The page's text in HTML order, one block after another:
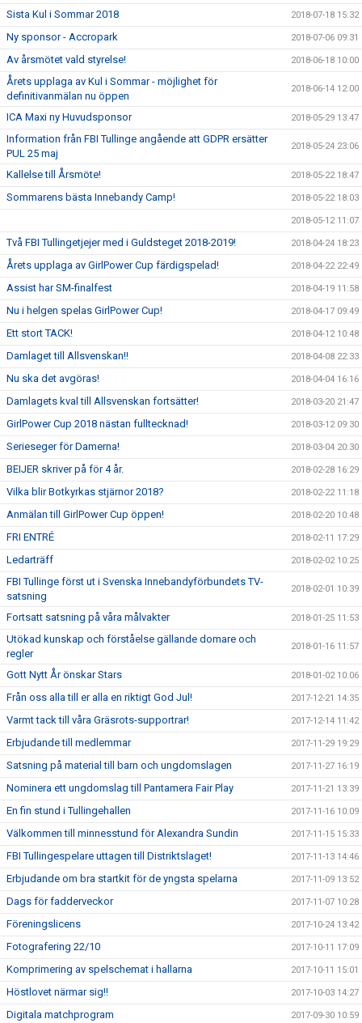
Sista Kul i Sommar 2018 2018-07-18 15:32
Ny sponsor - Accropark 2018-07-06 09:31
Av årsmötet vald styrelse! 2018-06-18 10:00
Årets upplaga av Kul i Sommar - möjlighet för
definitivanmälan nu öppen
2018-06-14 12:00
ICA Maxi ny Huvudsponsor 2018-05-29 13:47
Information från FBI Tullinge angående att GDPR ersätter
PUL 25 maj
2018-05-24 23:06
Kallelse till Årsmöte! 2018-05-22 18:47
Sommarens bästa Innebandy Camp! 2018-05-22 18:03
2018-05-12 11:07
Två FBI Tullingetjejer med i Guldsteget 2018-2019! 2018-04-24 18:23
Årets upplaga av GirlPower Cup färdigspelad! 2018-04-22 22:49
Assist har SM-finalfest 2018-04-19 11:58
Nu i helgen spelas GirlPower Cup! 2018-04-17 09:49
Ett stort TACK! 2018-04-12 10:48
Damlaget till Allsvenskan!! 2018-04-08 22:33
Nu ska det avgöras! 2018-04-04 16:16
Damlagets kval till Allsvenskan fortsätter! 2018-03-20 21:47
GirlPower Cup 2018 nästan fulltecknad! 2018-03-12 09:30
Serieseger för Damerna! 2018-03-04 20:30
BEIJER skriver på för 4 år. 2018-02-28 16:29
Vilka blir Botkyrkas stjärnor 2018? 2018-02-22 11:18
Anmälan till GirlPower Cup öppen! 2018-02-20 10:48
FRI ENTRÉ 2018-02-11 17:29
Ledarträff 2018-02-02 10:25
FBI Tullinge först ut i Svenska Innebandyförbundets TV-
satsning
2018-02-01 10:39
Fortsatt satsning på våra målvakter 2018-01-25 11:53
Utökad kunskap och förståelse gällande domare och
regler
2018-01-16 11:57
Gott Nytt År önskar Stars 2018-01-02 10:06
Från oss alla till er alla en riktigt God Jul! 2017-12-21 14:35
Varmt tack till våra Gräsrots-supportrar! 2017-12-14 11:42
Erbjudande till medlemmar 2017-11-29 19:29
Satsning på material till barn och ungdomslagen 2017-11-27 16:19
Nominera ett ungdomslag till Pantamera Fair Play 2017-11-21 13:39
En fin stund i Tullingehallen 2017-11-16 10:09
Välkommen till minnesstund för Alexandra Sundin 2017-11-15 15:33
FBI Tullingespelare uttagen till Distriktslaget! 2017-11-13 14:46
Erbjudande om bra startkit för de yngsta spelarna 2017-11-09 13:52
Dags för fadderveckor 2017-11-07 10:28
Föreningslicens 2017-10-24 13:42
Fotografering 22/10 2017-10-11 17:09
Komprimering av spelschemat i hallarna 2017-10-11 15:01
Höstlovet närmar sig!! 2017-10-03 14:27
Digitala matchprogram 2017-09-30 10:59